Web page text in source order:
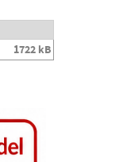
1722 kB